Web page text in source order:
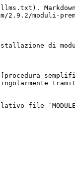
moduli-
l'installazione
file `MODULE`